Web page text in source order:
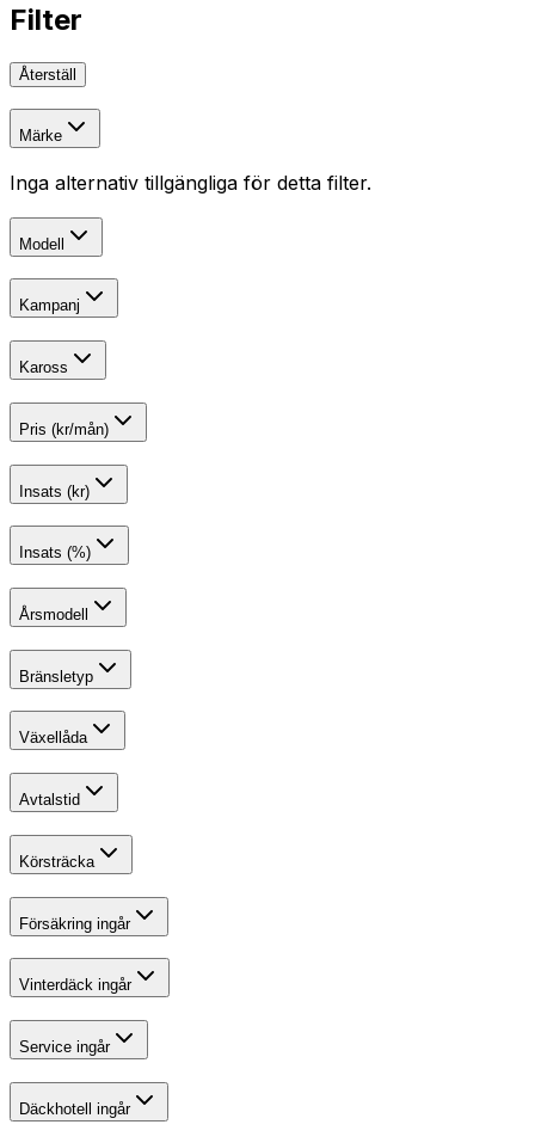
Filter
Återställ
Märke
Inga alternativ tillgängliga för detta filter.
Modell
Kampanj
Kaross
Pris (kr/mån)
Insats (kr)
Insats (%)
Årsmodell
Bränsletyp
Växellåda
Avtalstid
Körsträcka
Försäkring ingår
Vinterdäck ingår
Service ingår
Däckhotell ingår